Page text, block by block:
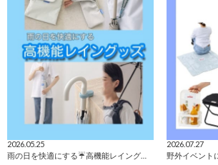
2026.05.25
2026.07.27